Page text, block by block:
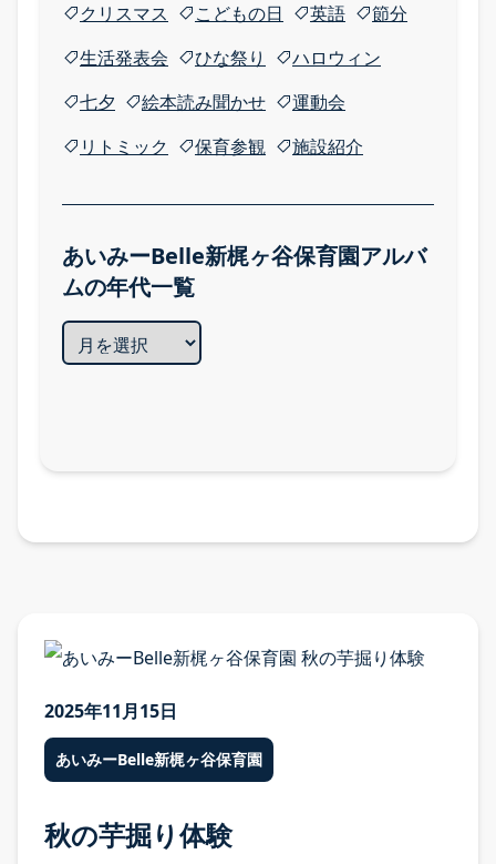
五感を育む園の日常 TOP
季節の行事
トピックス
クリスマス
こどもの日 英語
節分
生活発表会
ひな祭り
ハロウィン
七夕
絵本読み聞かせ
運動会
リトミック
保育参観 施設紹介
あいみーBelle新梶ヶ谷保育園アルバ
ムの年代一覧
2025年11月15日
あいみーBelle新梶ヶ谷保育園
秋の芋掘り体験